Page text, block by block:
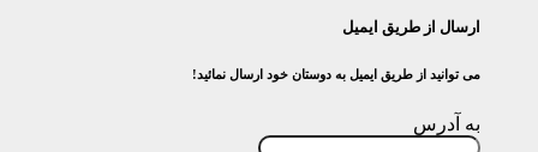
ارسال از طریق ایمیل
می توانید از طریق ایمیل به دوستان خود ارسال نمائید!
به آدرس